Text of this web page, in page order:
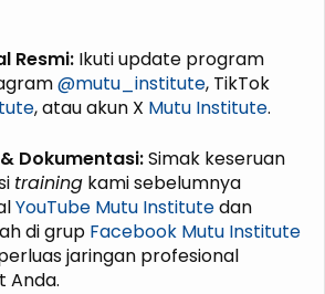
Resmi: Ikuti update program
@mutu_institute, TikTok
, atau akun X Mutu Institute.
Dokumentasi:Simak keseruan
training kami sebelumnya
YouTube Mutu Institutedan
di grup Facebook Mutu Institute
jaringan profesional
Anda.